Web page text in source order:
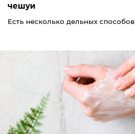
чешуи
Есть несколько дельных способов